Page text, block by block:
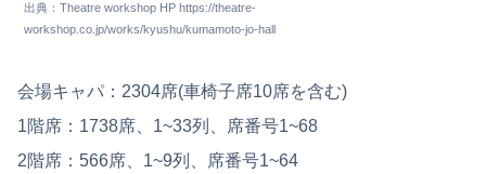
出典：Theatre workshop HP https://theatre-
workshop.co.jp/works/kyushu/kumamoto-jo-hall
会場キャパ：2304席(車椅子席10席を含む)
1階席：1738席、1~33列、席番号1~68
2階席：566席、1~9列、席番号1~64